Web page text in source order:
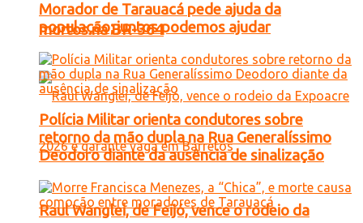
mortos na BR-364
Raul Wanglei, de Feijó, vence o rodeio da
Morador de Tarauacá pede ajuda da
população; juntos podemos ajudar
Polícia Militar orienta condutores sobre
retorno da mão dupla na Rua Generalíssimo
Deodoro diante da ausência de sinalização